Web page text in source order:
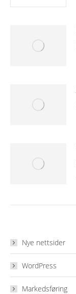
Nye nettsider
WordPress
Markedsføring